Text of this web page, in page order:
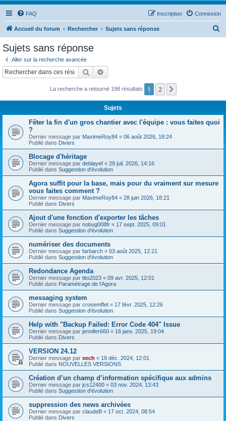
FAQ Connexion
Inscription
Accueil du forum Rechercher Sujets sans réponse
c
Sujets sans réponse
Aller sur la recherche avancée
Rechercher
La recherche a retourné 198 résultats 1 2
Sujets
Fêter la fin d'un gros chantier avec l'équipe : vous faites quoi
?
Dernier message par MaximeRoy84 « 06 août 2026, 18:24
Publié dans Divers
Blocage d'héritage
Dernier message par deblayef « 29 juil. 2026, 14:16
Publié dans Suggestion d'évolution
Agora suffit pour la base, mais pour du vraiment sur mesure
vous faites comment ?
Dernier message par MaximeRoy84 « 28 juin 2026, 18:21
Publié dans Divers
Ajout d'une fonction d'exporter les tâches
Dernier message par nobug008fr « 17 sept. 2025, 09:01
Publié dans Suggestion d'évolution
numériser des documents
Dernier message par farbarch « 03 août 2025, 12:21
Publié dans Suggestion d'évolution
Redondance Agenda
Dernier message par tito2023 « 09 avr. 2025, 12:01
Publié dans Paramétrage de l'Agora
messaging system
Dernier message par crosemffet « 17 févr. 2025, 12:26
Publié dans Suggestion d'évolution
Help with "Backup Failed: Error Code 404" Issue
Dernier message par jennifer660 « 16 janv. 2025, 19:04
Publié dans Divers
VERSION 24.12
Dernier message par xech « 19 déc. 2024, 12:01
Publié dans NOUVELLES VERSIONS
Création d’un champ d’information spécifique aux admins
Dernier message par jcs12400 « 03 nov. 2024, 13:43
Publié dans Suggestion d'évolution
suppression des news archivées
Dernier message par claudeB « 17 oct. 2024, 08:54
Publié dans Divers